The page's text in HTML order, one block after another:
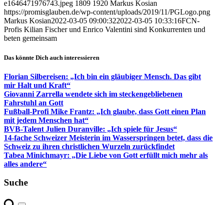
e1646471976743.jpeg 1809 1920 Markus Kosian
https://promisglauben.de/wp-content/uploads/2019/11/PGLogo.png
Markus Kosian2022-03-05 09:00:322022-03-05 10:33:16FCN-
Profis Kilian Fischer und Enrico Valentini sind Konkurrenten und
beten gemeinsam
Das könnte Dich auch interessieren
Florian Silbereisen: „Ich bin ein gläubiger Mensch. Das gibt
mir Halt und Kraft“
Giovanni Zarrella wendete sich im steckengebliebenen
Fahrstuhl an Gott
Fußball-Profi Mike Frantz: „Ich glaube, dass Gott einen Plan
mit jedem Menschen hat“
BVB-Talent Julien Duranville: „Ich spiele für Jesus“
14-fache Schweizer Meisterin im Wasserspringen betet, dass die
Schweiz zu ihren christlichen Wurzeln zurückfindet
Tabea Minichmayr: „Die Liebe von Gott erfüllt mich mehr als
alles andere“
Suche